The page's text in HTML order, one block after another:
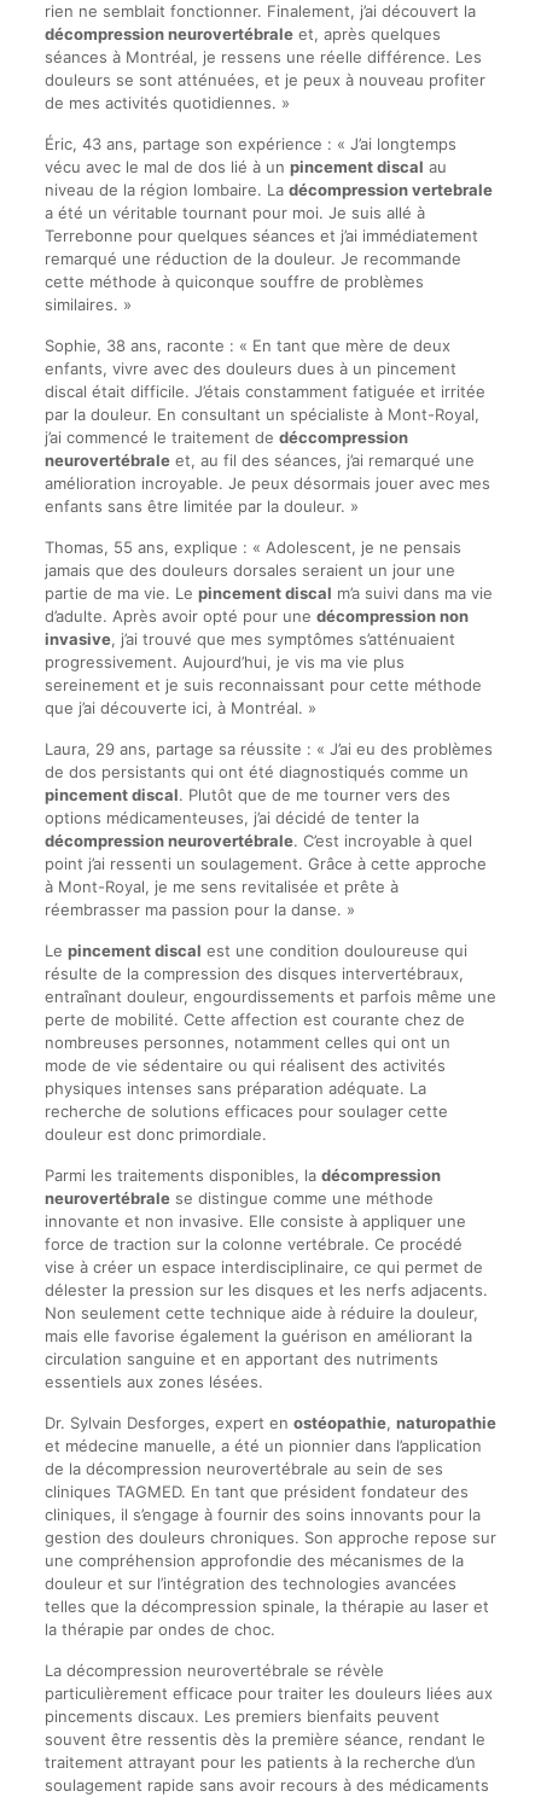
rien ne semblait fonctionner. Finalement, j’ai découvert la
décompression neurovertébraleet, après quelques
séances à Montréal, je ressens une réelle différence. Les
douleurs se sont atténuées, et je peux à nouveau profiter
de mes activités quotidiennes. »
Éric, 43 ans, partage son expérience : « J’ai longtemps
vécu avec le mal de dos lié à un pincement discal au
niveau de la région lombaire. La décompression vertebrale
a été un véritable tournant pour moi. Je suis allé à
Terrebonne pour quelques séances et j’ai immédiatement
remarqué une réduction de la douleur. Je recommande
cette méthode à quiconque souffre de problèmes
similaires. »
Sophie, 38 ans, raconte : « En tant que mère de deux
enfants, vivre avec des douleurs dues à un pincement
discal était difficile. J’étais constamment fatiguée et irritée
par la douleur. En consultant un spécialiste à Mont-Royal,
j’ai commencé le traitement de déccompression
neurovertébraleet, au fil des séances, j’ai remarqué une
amélioration incroyable. Je peux désormais jouer avec mes
enfants sans être limitée par la douleur. »
Thomas, 55 ans, explique : « Adolescent, je ne pensais
jamais que des douleurs dorsales seraient un jour une
partie de ma vie. Le pincement discal m’a suivi dans ma vie
d’adulte. Après avoir opté pour une décompression non
invasive, j’ai trouvé que mes symptômes s’atténuaient
progressivement. Aujourd’hui, je vis ma vie plus
sereinement et je suis reconnaissant pour cette méthode
que j’ai découverte ici, à Montréal. »
Laura, 29 ans, partage sa réussite : « J’ai eu des problèmes
de dos persistants qui ont été diagnostiqués comme un
pincement discal. Plutôt que de me tourner vers des
options médicamenteuses, j’ai décidé de tenter la
décompression neurovertébrale. C’est incroyable à quel
point j’ai ressenti un soulagement. Grâce à cette approche
à Mont-Royal, je me sens revitalisée et prête à
réembrasser ma passion pour la danse. »
Le pincement discal est une condition douloureuse qui
résulte de la compression des disques intervertébraux,
entraînant douleur, engourdissements et parfois même une
perte de mobilité. Cette affection est courante chez de
nombreuses personnes, notamment celles qui ont un
mode de vie sédentaire ou qui réalisent des activités
physiques intenses sans préparation adéquate. La
recherche de solutions efficaces pour soulager cette
douleur est donc primordiale.
Parmi les traitements disponibles, la décompression
neurovertébralese distingue comme une méthode
innovante et non invasive. Elle consiste à appliquer une
force de traction sur la colonne vertébrale. Ce procédé
vise à créer un espace interdisciplinaire, ce qui permet de
délester la pression sur les disques et les nerfs adjacents.
Non seulement cette technique aide à réduire la douleur,
mais elle favorise également la guérison en améliorant la
circulation sanguine et en apportant des nutriments
essentiels aux zones lésées.
Dr. Sylvain Desforges, expert en ostéopathie, naturopathie
et médecine manuelle, a été un pionnier dans l’application
de la décompression neurovertébrale au sein de ses
cliniques TAGMED. En tant que président fondateur des
cliniques, il s’engage à fournir des soins innovants pour la
gestion des douleurs chroniques. Son approche repose sur
une compréhension approfondie des mécanismes de la
douleur et sur l’intégration des technologies avancées
telles que la décompression spinale, la thérapie au laser et
la thérapie par ondes de choc.
La décompression neurovertébrale se révèle
particulièrement efficace pour traiter les douleurs liées aux
pincements discaux. Les premiers bienfaits peuvent
souvent être ressentis dès la première séance, rendant le
traitement attrayant pour les patients à la recherche d’un
soulagement rapide sans avoir recours à des médicaments